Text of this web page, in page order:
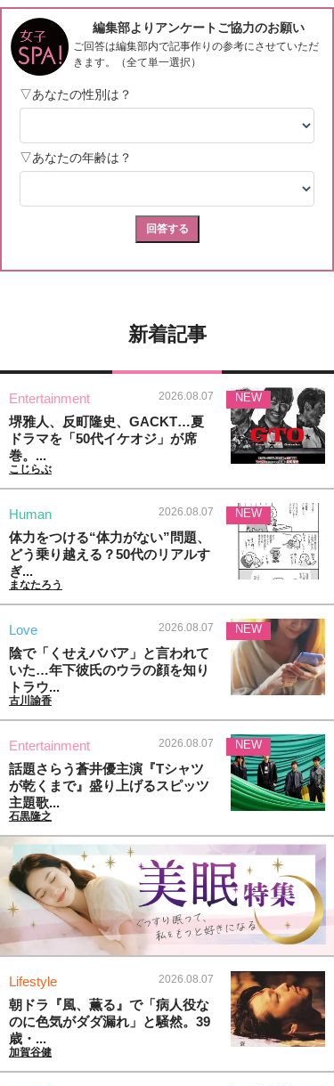
新着記事
Entertainment 2026.08.07
堺雅人、反町隆史、GACKT…夏
ドラマを「50代イケオジ」が席
巻。...
こじらぶ
NEW
Human 2026.08.07
体力をつける“体力がない”問題、
どう乗り越える？50代のリアルす
ぎ...
まなたろう
NEW
Love 2026.08.07
陰で「くせえババア」と言われて
いた…年下彼氏のウラの顔を知り
トラウ...
古川諭香
NEW
Entertainment 2026.08.07
話題さらう蒼井優主演『Tシャツ
が乾くまで』盛り上げるスピッツ
主題歌...
石黒隆之
NEW
Lifestyle 2026.08.07
朝ドラ『風、薫る』で「病人役な
のに色気がダダ漏れ」と騒然。39
歳・...
加賀谷健